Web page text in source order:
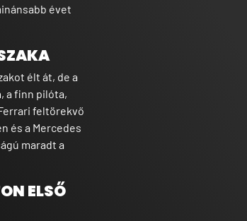
évet
élt át, de a
, a finn pilóta,
feltörekvő
és a Mercedes
maradt a
ELSŐ